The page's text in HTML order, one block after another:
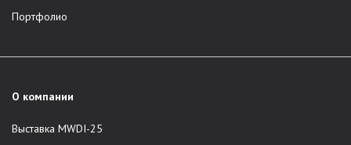
Портфолио
О компании
Выставка MWDI-25